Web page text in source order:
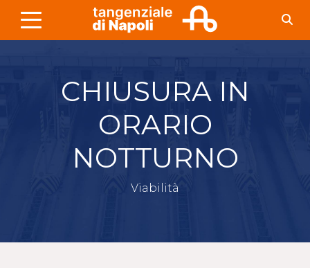
Skip to Main Content
CHIUSURA IN
ORARIO
NOTTURNO
Viabilità